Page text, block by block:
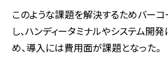
このような課題を解決するためバーコ
し、ハンディータミナルやシステム開
め、導入には費用面が課題となった。